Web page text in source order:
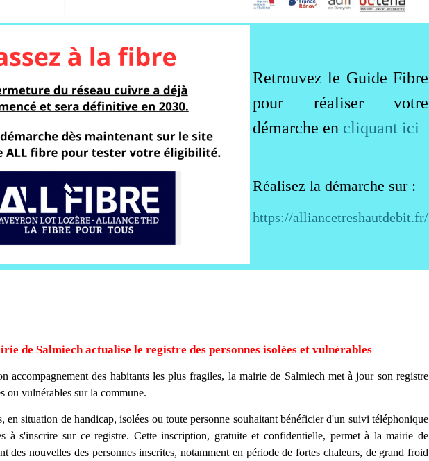
Retrouvez le Guide Fibre
pour réaliser votre
démarche en cliquant ici
Réalisez la démarche sur :
https://alliancetreshautdebit.fr/
de Salmiech actualise le registre des personnes isolées et vulnérables
accompagnement des habitants les plus fragiles, la mairie de Salmiech met à jour son registre
ou vulnérables sur la commune.
en situation de handicap, isolées ou toute personne souhaitant bénéficier d'un suivi téléphonique
à s'inscrire sur ce registre. Cette inscription, gratuite et confidentielle, permet à la mairie de
des nouvelles des personnes inscrites, notamment en période de fortes chaleurs, de grand froid